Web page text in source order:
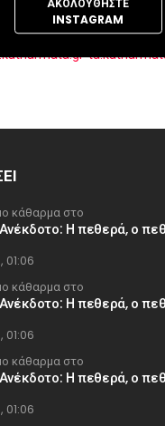
ΑΚΟΛΟΥΘΉΣΤΕ
INSTAGRAM
κάθαρμα στο
H πεθερά, ο
κάθαρμα στο
H πεθερά, ο
κάθαρμα στο
H πεθερά, ο